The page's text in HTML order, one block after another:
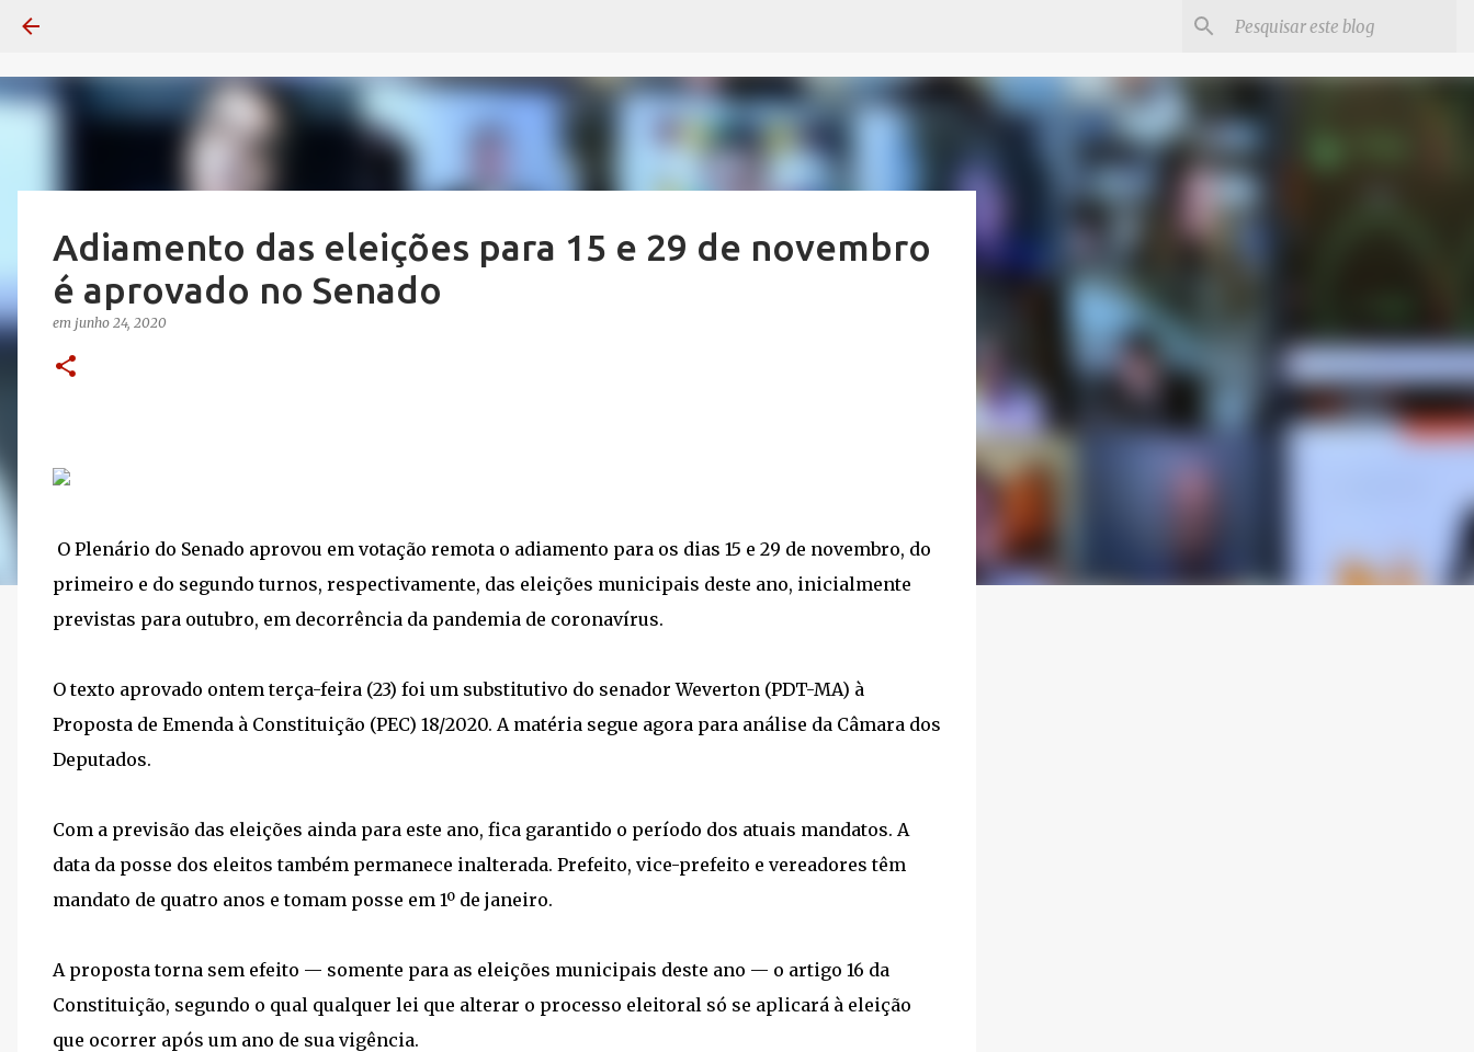
Adiamento das eleições para 15 e 29 de novembro
é aprovado no Senado
em junho 24, 2020
O Plenário do Senado aprovou em votação remota o adiamento para os dias 15 e 29 de novembro, do
primeiro e do segundo turnos, respectivamente, das eleições municipais deste ano, inicialmente
previstas para outubro, em decorrência da pandemia de coronavírus.
O texto aprovado ontem terça-feira (23) foi um substitutivo do senador Weverton (PDT-MA) à
Proposta de Emenda à Constituição (PEC) 18/2020. A matéria segue agora para análise da Câmara dos
Deputados.
Com a previsão das eleições ainda para este ano, fica garantido o período dos atuais mandatos. A
data da posse dos eleitos também permanece inalterada. Prefeito, vice-prefeito e vereadores têm
mandato de quatro anos e tomam posse em 1º de janeiro.
A proposta torna sem efeito — somente para as eleições municipais deste ano — o artigo 16 da
Constituição, segundo o qual qualquer lei que alterar o processo eleitoral só se aplicará à eleição
que ocorrer após um ano de sua vigência.